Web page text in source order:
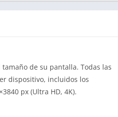
de su pantalla. Todas las
dispositivo, incluidos los
px (Ultra HD, 4K).